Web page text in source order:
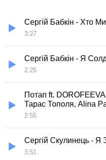
Сергій Бабкін - Хто
3:27
Сергій Бабкін - Я
2:25
Потап ft. DOROFEEVA
Тарас Тополя, Alina
2:55
Сергій Скулинець - Я
3:51